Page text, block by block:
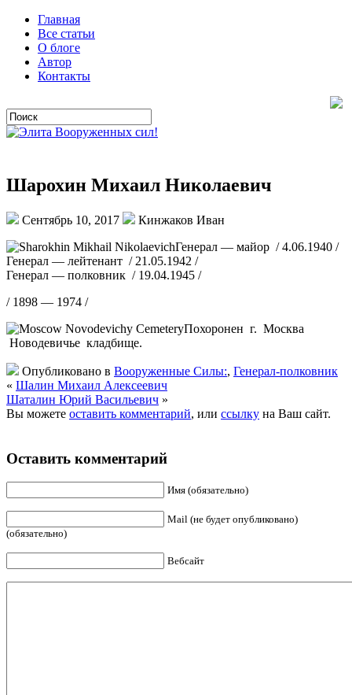
Главная
Все статьи
О блоге
Автор
Контакты
Шарохин Михаил Николаевич
Сентябрь 10, 2017
Кинжаков Иван
Генерал — майор / 4.06.1940 /
Генерал — лейтенант / 21.05.1942 /
Генерал — полковник / 19.04.1945 /
/ 1898 — 1974 /
Похоронен г. Москва
Новодевичье кладбище.
Опубликовано в Вооруженные Силы:, Генерал-полковник
« Шалин Михаил Алексеевич
Шаталин Юрий Васильевич »
Вы можете оставить комментарий, или ссылку на Ваш сайт.
Оставить комментарий
Имя (обязательно)
Mail (не будет опубликовано)
(обязательно)
Вебсайт